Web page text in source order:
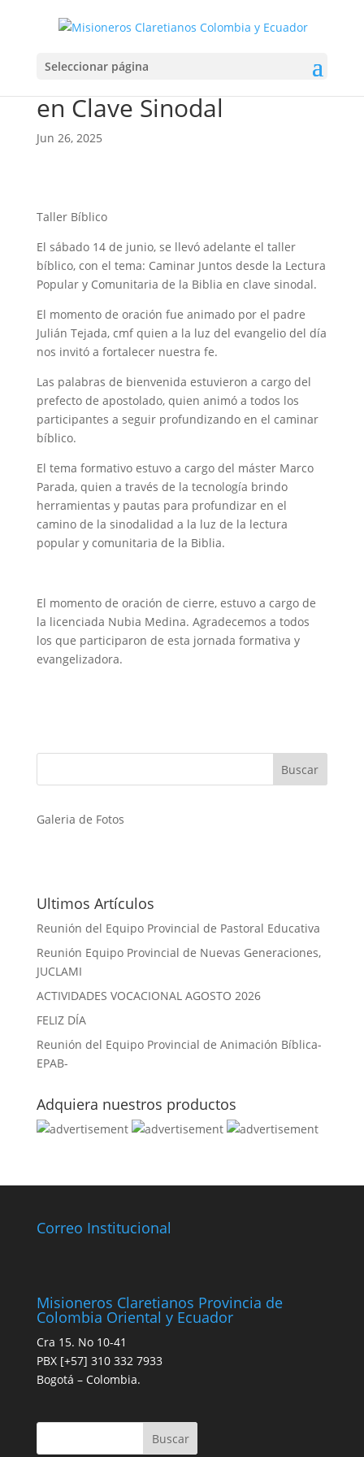
Seleccionar página
Lectura Popular y
Comunitaria de la Biblia
en Clave Sinodal
Jun 26, 2025
Taller Bíblico
El sábado 14 de junio, se llevó adelante el taller
bíblico, con el tema: Caminar Juntos desde la Lectura
Popular y Comunitaria de la Biblia en clave sinodal.
El momento de oración fue animado por el padre
Julián Tejada, cmf quien a la luz del evangelio del día
nos invitó a fortalecer nuestra fe.
Las palabras de bienvenida estuvieron a cargo del
prefecto de apostolado, quien animó a todos los
participantes a seguir profundizando en el caminar
bíblico.
El tema formativo estuvo a cargo del máster Marco
Parada, quien a través de la tecnología brindo
herramientas y pautas para profundizar en el
camino de la sinodalidad a la luz de la lectura
popular y comunitaria de la Biblia.
El momento de oración de cierre, estuvo a cargo de
la licenciada Nubia Medina. Agradecemos a todos
los que participaron de esta jornada formativa y
evangelizadora.
Galeria de Fotos
Ultimos Artículos
Reunión del Equipo Provincial de Pastoral Educativa
Reunión Equipo Provincial de Nuevas Generaciones,
JUCLAMI
ACTIVIDADES VOCACIONAL AGOSTO 2026
FELIZ DÍA
Reunión del Equipo Provincial de Animación Bíblica-
EPAB-
Adquiera nuestros productos
Correo Institucional
Misioneros Claretianos Provincia de
Colombia Oriental y Ecuador
Cra 15. No 10-41
PBX [+57] 310 332 7933
Bogotá – Colombia.